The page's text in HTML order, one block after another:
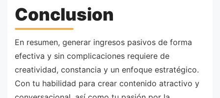
Conclusion
En resumen, generar ingresos pasivos de forma
efectiva y sin complicaciones requiere de
creatividad, constancia y un enfoque estratégico.
Con tu habilidad para crear contenido atractivo y